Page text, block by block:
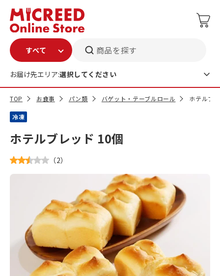
商品を探す
お届け先エリア:選択してください
TOP お食事 パン類 バゲット・テーブルロール ホテルブ
冷凍
ホテルブレッド 10個
（2）